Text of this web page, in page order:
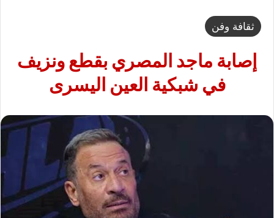
ثقافة وفن
إصابة ماجد المصري بقطع ونزيف
في شبكية العين اليسرى